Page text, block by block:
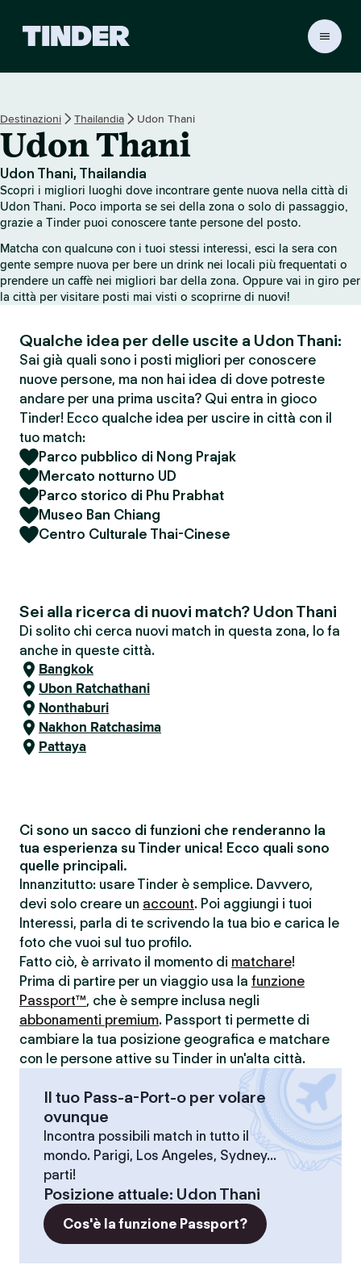
i
T
i
n
d
e
r
Destinazioni Thailandia Udon Thani
Udon Thani
Udon Thani, Thailandia
Scopri i migliori luoghi dove incontrare gente nuova nella città di
Udon Thani. Poco importa se sei della zona o solo di passaggio,
grazie a Tinder puoi conoscere tante persone del posto.
Matcha con qualcunə con i tuoi stessi interessi, esci la sera con
gente sempre nuova per bere un drink nei locali più frequentati o
prendere un caffè nei migliori bar della zona. Oppure vai in giro per
la città per visitare posti mai visti o scoprirne di nuovi!
Qualche idea per delle uscite a Udon Thani:
Sai già quali sono i posti migliori per conoscere
nuove persone, ma non hai idea di dove potreste
andare per una prima uscita? Qui entra in gioco
Tinder! Ecco qualche idea per uscire in città con il
tuo match:
Parco pubblico di Nong Prajak
Mercato notturno UD
Parco storico di Phu Prabhat
Museo Ban Chiang
Centro Culturale Thai-Cinese
Sei alla ricerca di nuovi match? Udon Thani
Di solito chi cerca nuovi match in questa zona, lo fa
anche in queste città.
Bangkok
Ubon Ratchathani
Nonthaburi
Nakhon Ratchasima
Pattaya
Ci sono un sacco di funzioni che renderanno la
tua esperienza su Tinder unica! Ecco quali sono
quelle principali.
Innanzitutto: usare Tinder è semplice. Davvero,
devi solo creare un account. Poi aggiungi i tuoi
Interessi, parla di te scrivendo la tua bio e carica le
foto che vuoi sul tuo profilo.
Fatto ciò, è arrivato il momento di matchare!
Prima di partire per un viaggio usa la funzione
Passport™, che è sempre inclusa negli
abbonamenti premium. Passport ti permette di
cambiare la tua posizione geografica e matchare
con le persone attive su Tinder in un'alta città.
Il tuo Pass-a-Port-o per volare
ovunque
Incontra possibili match in tutto il
mondo. Parigi, Los Angeles, Sydney...
parti!
Posizione attuale: Udon Thani
Cos'è la funzione Passport?